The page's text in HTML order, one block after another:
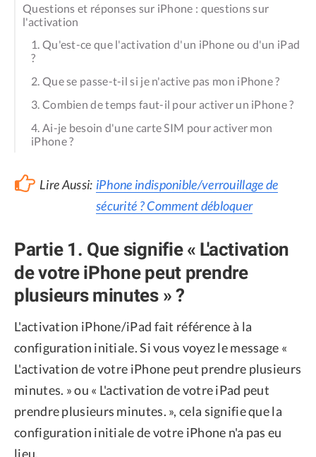
Questions et réponses sur iPhone : questions sur
l'activation
1. Qu'est-ce que l'activation d'un iPhone ou d'un iPad
?
2. Que se passe-t-il si je n'active pas mon iPhone ?
3. Combien de temps faut-il pour activer un iPhone ?
4. Ai-je besoin d'une carte SIM pour activer mon
iPhone ?
Lire Aussi: iPhone indisponible/verrouillage de
sécurité ? Comment débloquer
Partie 1. Que signifie « L'activation
de votre iPhone peut prendre
plusieurs minutes » ?
L'activation iPhone/iPad fait référence à la
configuration initiale. Si vous voyez le message «
L'activation de votre iPhone peut prendre plusieurs
minutes. » ou « L'activation de votre iPad peut
prendre plusieurs minutes. », cela signifie que la
configuration initiale de votre iPhone n'a pas eu
lieu.